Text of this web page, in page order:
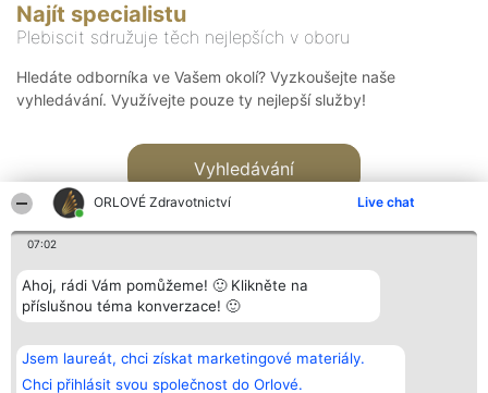
ORLOVÉ Zdravotnictví Live chat
07:02
Ahoj, rádi Vám pomůžeme! 🙂 Klikněte na
příslušnou téma konverzace! 🙂
Jsem laureát, chci získat marketingové materiály.
Chci přihlásit svou společnost do Orlové.
Najít specialistu
Plebiscit sdružuje těch nejlepších v oboru
Hledáte odborníka ve Vašem okolí? Vyzkoušejte naše
vyhledávání. Využívejte pouze ty nejlepší služby!
Vyhledávání
Bright Side Solutions sp. z o.
o. sp. k.
ul. Ruska 22
Vítězové
Seznam všech
laureátů
Kontakt